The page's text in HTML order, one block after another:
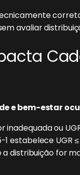
avaliar
e bem-estar
ou
1 estabelece
distribuição for